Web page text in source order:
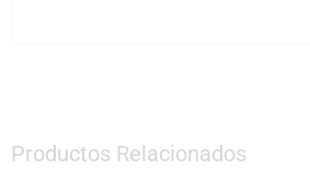
Productos Relacionados